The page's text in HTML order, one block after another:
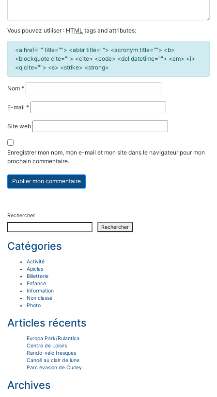
Vous pouvez utiliser : HTML tags and attributes:
<a href="" title=""> <abbr title=""> <acronym title=""> <b>
<blockquote cite=""> <cite> <code> <del datetime=""> <em> <i>
<q cite=""> <s> <strike> <strong>
Nom *
E-mail *
Site web
Enregistrer mon nom, mon e-mail et mon site dans le navigateur pour mon
prochain commentaire.
Rechercher
Rechercher
Catégories
Activité
Apiclas
Billetterie
Enfance
Information
Non classé
Photo
Articles récents
Europa Park/Rulantica
Centre de Loisirs
Rando-vélo fresques
Canoë au clair de lune
Parc évasion de Curley
Archives